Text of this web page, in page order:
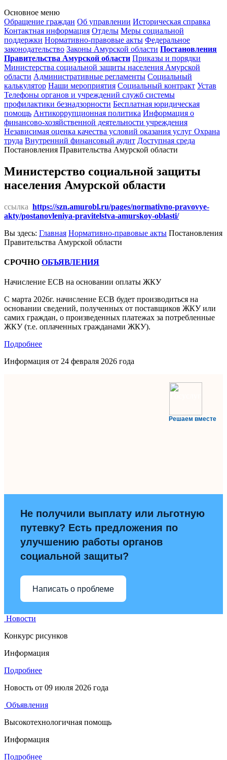
Основное меню
Обращение граждан Об управлении Историческая справка
Контактная информация Отделы Меры социальной
поддержки Нормативно-правовые акты Федеральное
законодательство Законы Амурской области Постановления
Правительства Амурской области Приказы и порядки
Министерства социальной защиты населения Амурской
области Административные регламенты Социальный
калькулятор Наши мероприятия Социальный контракт Устав
Телефоны органов и учреждений служб системы
профилактики безнадзорности Бесплатная юридическая
помощь Антикоррупционная политика Информация о
финансово-хозяйственной деятельности учреждения
Независимая оценка качества условий оказания услуг Охрана
труда Внутренний финансовый аудит Доступная среда
Постановления Правительства Амурской области
Министерство социальной защиты
населения Амурской области
ссылка https://szn.amurobl.ru/pages/normativno-pravovye-
akty/postanovleniya-pravitelstva-amurskoy-oblasti/
Вы здесь: Главная Нормативно-правовые акты Постановления
Правительства Амурской области
СРОЧНО ОБЪЯВЛЕНИЯ
Начисление ЕСВ на основании оплаты ЖКУ
С марта 2026г. начисление ЕСВ будет производиться на
основании сведений, полученных от поставщиков ЖКУ или
самих граждан, о произведенных платежах за потребленные
ЖКУ (т.е. оплаченных гражданами ЖКУ).
Подробнее
Информация от 24 февраля 2026 года
Решаем вместе
Не получили выплату или льготную
путевку? Есть предложения по
улучшению работы органов
социальной защиты?
Написать о проблеме
Новости
Конкурс рисунков
Информация
Подробнее
Новость от 09 июля 2026 года
Объявления
Высокотехнологичная помощь
Информация
Подробнее